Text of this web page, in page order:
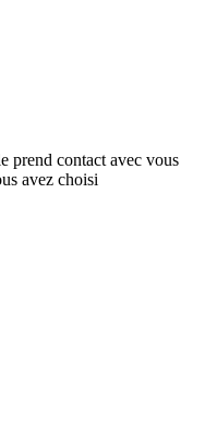
prend contact avec vous
avez choisi